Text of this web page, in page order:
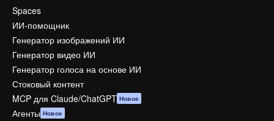
Spaces
ИИ-помощник
Генератор изображений ИИ
Генератор видео ИИ
Генератор голоса на основе ИИ
Стоковый контент
MCP для Claude/ChatGPT Новое
Агенты Новое